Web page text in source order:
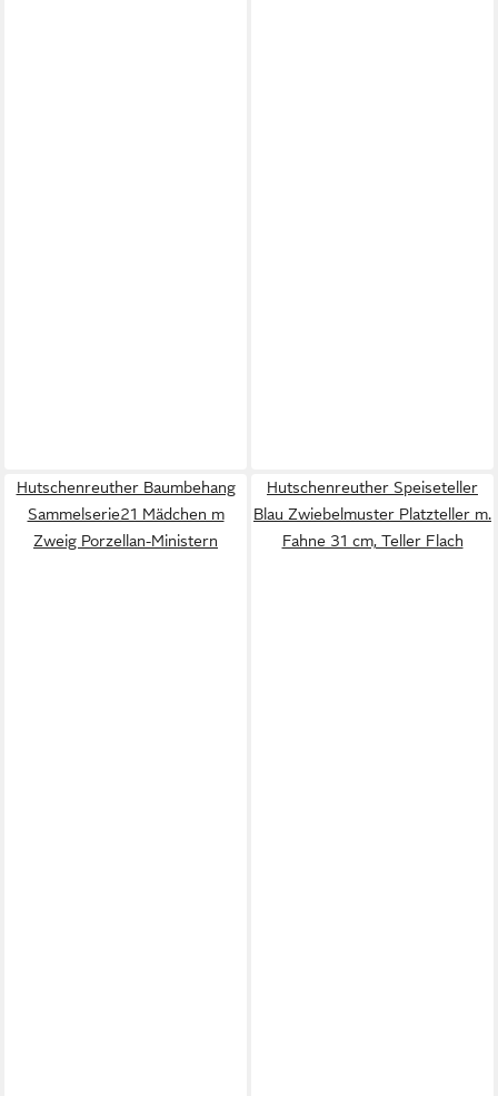
Hutschenreuther Baumbehang
Sammelserie21 Mädchen m
Zweig Porzellan-Ministern
Hutschenreuther Speiseteller
Blau Zwiebelmuster Platzteller m.
Fahne 31 cm, Teller Flach